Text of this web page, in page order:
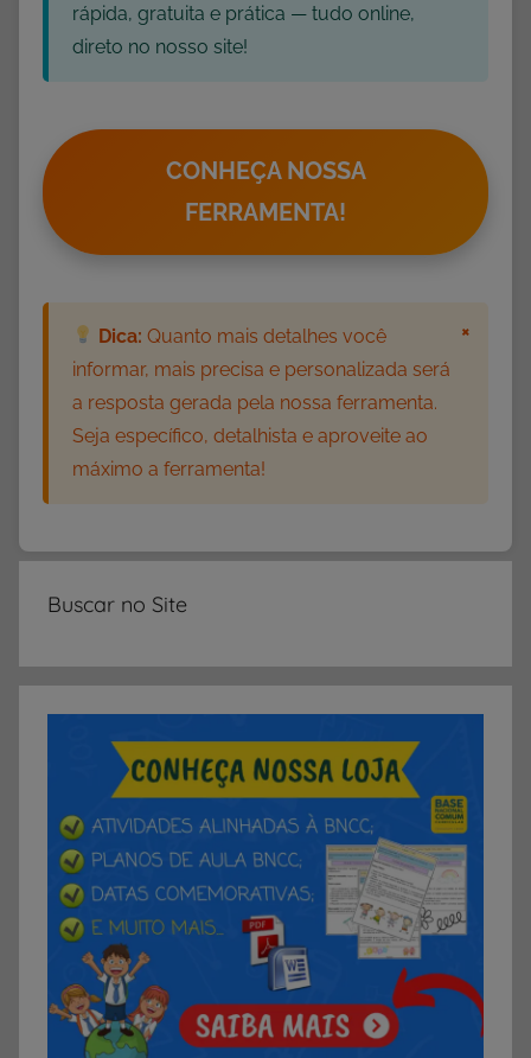
rápida, gratuita e prática — tudo online,
direto no nosso site!
CONHEÇA NOSSA
FERRAMENTA!
Dica: Quanto mais detalhes você
informar, mais precisa e personalizada será
a resposta gerada pela nossa ferramenta.
Seja específico, detalhista e aproveite ao
máximo a ferramenta!
×
Buscar no Site